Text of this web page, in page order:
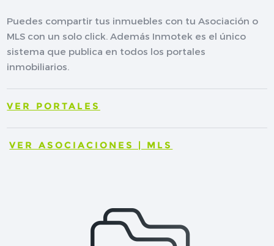
Puedes compartir tus inmuebles con tu Asociación o
MLS con un solo click. Además Inmotek es el único
sistema que publica en todos los portales
inmobiliarios.
VER PORTALES
VER ASOCIACIONES | MLS